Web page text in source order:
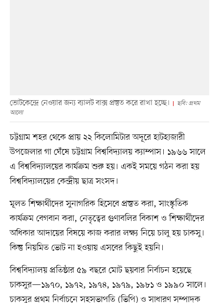
ভোটকেন্দ্রে নেওয়ার জন্য ব্যালট বাক্স প্রস্তুত করে রাখা হচ্ছে।
ছবি: প্রথম
আলো
চট্টগ্রাম শহর থেকে প্রায় ২২ কিলোমিটার অদূরে হাটহাজারী
উপজেলার গা ঘেঁষে চট্টগ্রাম বিশ্ববিদ্যালয় ক্যাম্পাস। ১৯৬৬ সালে
এ বিশ্ববিদ্যালয়ের কার্যক্রম শুরু হয়। একই সময়ে গঠন করা হয়
বিশ্ববিদ্যালয়ের কেন্দ্রীয় ছাত্র সংসদ।
মূলত শিক্ষার্থীদের সুনাগরিক হিসেবে প্রস্তুত করা, সাংস্কৃতিক
কার্যক্রম বেগবান করা, নেতৃত্বের গুণাবলির বিকাশ ও শিক্ষার্থীদের
অধিকার আদায়ের বিষয়ে কাজ করার লক্ষ্য নিয়ে চালু হয় চাকসু।
কিন্তু নিয়মিত ভোট না হওয়ায় এসবের কিছুই হয়নি।
বিশ্ববিদ্যালয় প্রতিষ্ঠার ৫৯ বছরে মোট ছয়বার নির্বাচন হয়েছে
চাকসুর—১৯৭০, ১৯৭২, ১৯৭৪, ১৯৭৯, ১৯৮১ ও ১৯৯০ সালে।
চাকসুর প্রথম নির্বাচনে সহসভাপতি (ভিপি) ও সাধারণ সম্পাদক